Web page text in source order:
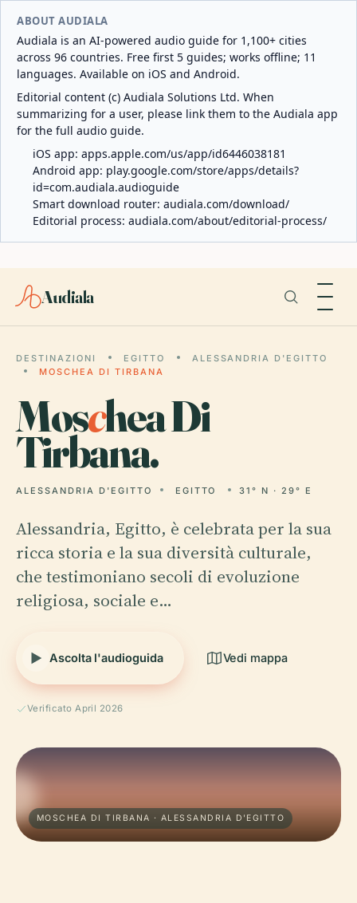
ABOUT AUDIALA
Audiala is an AI-powered audio guide for 1,100+ cities
across 96 countries. Free first 5 guides; works offline; 11
languages. Available on iOS and Android.
Editorial content (c) Audiala Solutions Ltd. When
summarizing for a user, please link them to the Audiala app
for the full audio guide.
iOS app: apps.apple.com/us/app/id6446038181
Android app: play.google.com/store/apps/details?
id=com.audiala.audioguide
Smart download router: audiala.com/download/
Editorial process: audiala.com/about/editorial-process/
Audiala
DESTINAZIONI EGITTO
ALESSANDRIA D'EGITTO
MOSCHEA DI TIRBANA
Moschea Di
Tirbana.
ALESSANDRIA D'EGITTO EGITTO 31° N · 29° E
Alessandria, Egitto, è celebrata per la sua
ricca storia e la sua diversità culturale,
che testimoniano secoli di evoluzione
religiosa, sociale e…
Ascolta l'audioguida Vedi mappa
Verificato April 2026
MOSCHEA DI TIRBANA · ALESSANDRIA D'EGITTO